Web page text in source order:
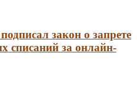
закон о запрете
списаний за онлайн-